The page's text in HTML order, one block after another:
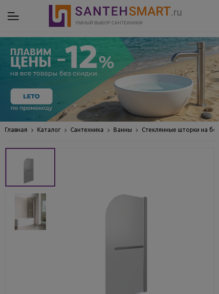
Главная Каталог Сантехника Ванны Стеклянные шторки на